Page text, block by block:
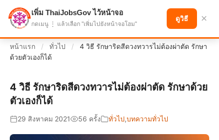
แบ่งปันโอกาส เพื่ออนาคตที่ก้าวหน้า
หน้าแรก / ทั่วไป /
4 วิธี รักษาริดสีดวงทวารไม่ต้องผ่าตัด รักษา
ด้วยตัวเองก็ได้
4 วิธี รักษาริดสีดวงทวารไม่ต้องผ่าตัด รักษาด้วย
ตัวเองก็ได้
29 สิงหาคม 2021 56 ครั้ง ทั่วไป,บทความทั่วไป
เพิ่ม ThaiJobsGov ไว้หน้าจอ
กดเมนู ⋮ แล้วเลือก "เพิ่มไปยังหน้าจอโฮม"
ดูวิธี ×